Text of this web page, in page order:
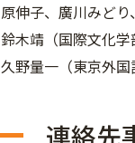
原伸子、廣川みど
鈴木靖（国際文化学
久野量一（東京外国
連絡先